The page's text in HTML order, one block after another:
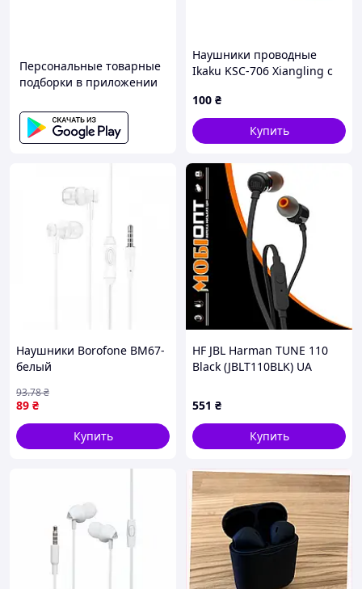
Выбирайте наушники, подходящие вашему ритму —
заказывайте сейчас и наслаждайтесь комфортным
прослушиванием каждый день 😊
Персональные товарные
подборки в приложении
Наушники проводные
Ikaku KSC-706 Xiangling с
pelican
100 ₴
Купить
Наушники Borofone BM67-
белый
89 ₴
93.78₴
Купить
HF JBL Harman TUNE 110
Black (JBLT110BLK) UA
551 ₴
Купить